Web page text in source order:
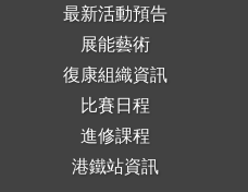
最新活動預告
展能藝術
復康組織資訊
比賽日程
進修課程
港鐵站資訊